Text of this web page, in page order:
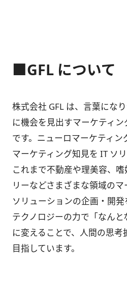
■GFL について
株式会社 GFL は、言葉にな
に機会を見出すマーケティ
です。ニューロマーケティ
マーケティング知見を IT ソ
これまで不動産や理美容、
リーなどさまざまな領域の
ソリューションの企画・開発
テクノロジーの力で「なんと
に変えることで、人間の思
目指しています。